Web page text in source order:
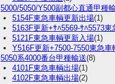
5000/5050/Y500副都心直通甲種
5154F東急車輌更新出場(1)
5163F更新+ｻﾊ5569-ｻﾊ5573東
5121F東急車輌更新入場(1)
Y516F更新+7500-7550東急車
5050系4000番台甲種輸送(8)
4101F東急車輌出場(1)
4102F東急車輌出場(2)